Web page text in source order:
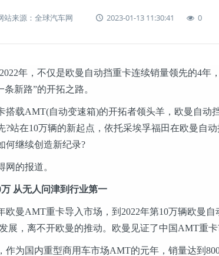
站来源：全球汽车网 2023-01-13 11:30:41 0
年，不仅是欧曼自动挡重卡连续销量领先的4年
条新路”的开拓之路。
载AMT(自动变速箱)的开拓者领头羊，欧曼自动
?站在10万辆的新起点，依托采埃孚福田在欧曼自
何继续创造新纪录?
的报道。
万 从无人问津到行业第一
曼AMT重卡导入市场，到2022年第10万辆欧曼自
展，离不开欧曼的推动。欧曼见证了中国AMT重卡
为国内重型商用车市场AMT的元年，销量达到